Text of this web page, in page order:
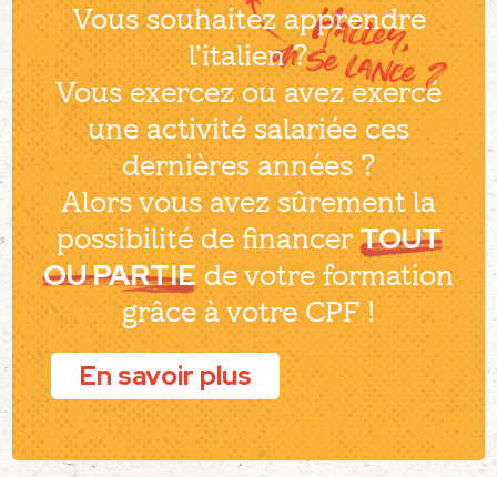
Halley,
on se lance ?
Vous souhaitez apprendre
l’italien ?
Vous exercez ou avez exercé
une activité salariée ces
dernières années ?
Alors vous avez sûrement la
possibilité de financerTOUT
OU PARTIE de votre formation
grâce à votre CPF !
En savoir plus